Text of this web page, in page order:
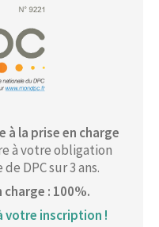
la prise en charge
à votre obligation
DPC sur 3 ans.
: 100%.
votre inscription !